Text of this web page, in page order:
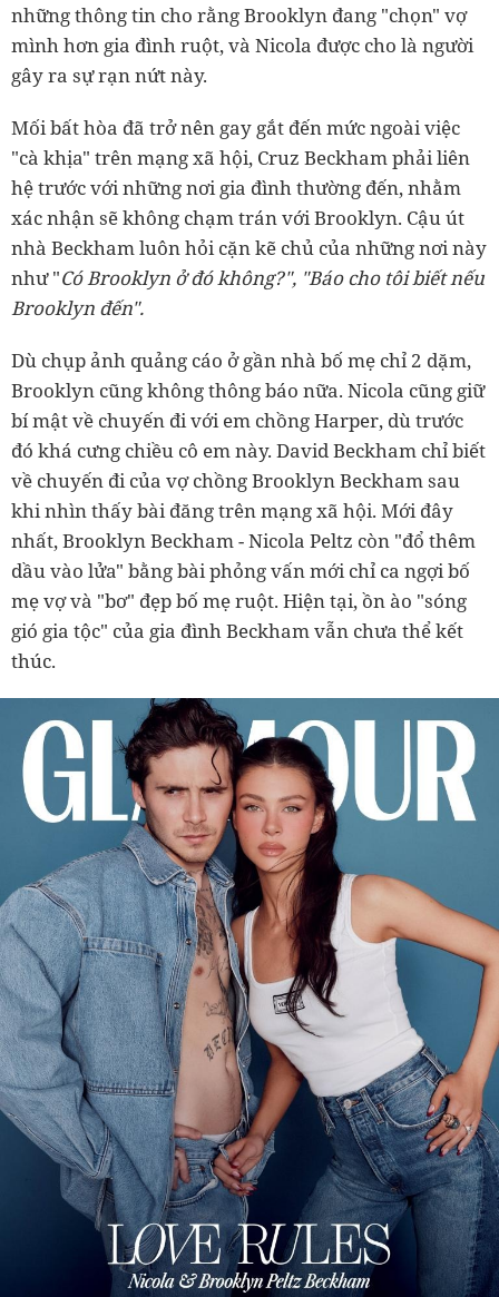
những thông tin cho rằng Brooklyn đang "chọn" vợ
mình hơn gia đình ruột, và Nicola được cho là người
gây ra sự rạn nứt này.
Mối bất hòa đã trở nên gay gắt đến mức ngoài việc
"cà khịa" trên mạng xã hội, Cruz Beckham phải liên
hệ trước với những nơi gia đình thường đến, nhằm
xác nhận sẽ không chạm trán với Brooklyn. Cậu út
nhà Beckham luôn hỏi cặn kẽ chủ của những nơi này
như "Có Brooklyn ở đó không?", "Báo cho tôi biết nếu
Brooklyn đến".
Dù chụp ảnh quảng cáo ở gần nhà bố mẹ chỉ 2 dặm,
Brooklyn cũng không thông báo nữa. Nicola cũng giữ
bí mật về chuyến đi với em chồng Harper, dù trước
đó khá cưng chiều cô em này. David Beckham chỉ biết
về chuyến đi của vợ chồng Brooklyn Beckham sau
khi nhìn thấy bài đăng trên mạng xã hội. Mới đây
nhất, Brooklyn Beckham - Nicola Peltz còn "đổ thêm
dầu vào lửa" bằng bài phỏng vấn mới chỉ ca ngợi bố
mẹ vợ và "bơ" đẹp bố mẹ ruột. Hiện tại, ồn ào "sóng
gió gia tộc" của gia đình Beckham vẫn chưa thể kết
thúc.